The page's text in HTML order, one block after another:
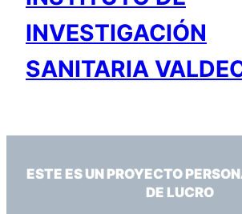
INVESTIGACIÓN
SANITARIA
ESTE ES UN PROYECTO
DE LUCRO